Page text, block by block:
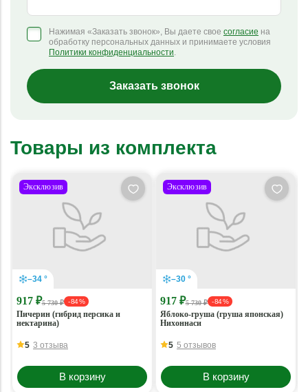
Нажимая «Заказать звонок», Вы даете свое согласие на
обработку персональных данных и принимаете условия
Политики конфиденциальности.
Заказать звонок
Товары из комплекта
Эксклюзив
–34 °
917 ₽5 730 ₽ - 84 %
Пичерин (гибрид персика и
нектарина)
5 3 отзыва
В корзину
Эксклюзив
–30 °
917 ₽5 730 ₽ - 84 %
Яблоко-груша (груша японская)
Нихоннаси
5 5 отзывов
В корзину